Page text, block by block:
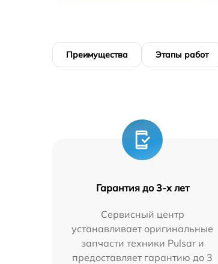
Преимущества Этапы работ
Гарантия до 3-х лет
Сервисный центр
устанавливает оригинальные
запчасти техники Pulsar и
предоставляет гарантию до 3